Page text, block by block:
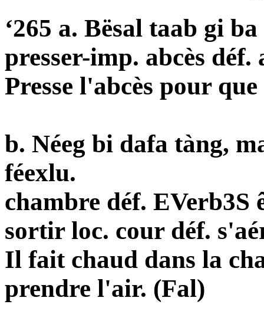
‘265 a. Bësal taab gi
presser-imp. abcès
Presse l'abcès pour
b. Néeg bi dafa tàng,
féexlu.
chambre déf. EVerb3S
sortir loc. cour déf.
Il fait chaud dans la
prendre l'air. (Fal)